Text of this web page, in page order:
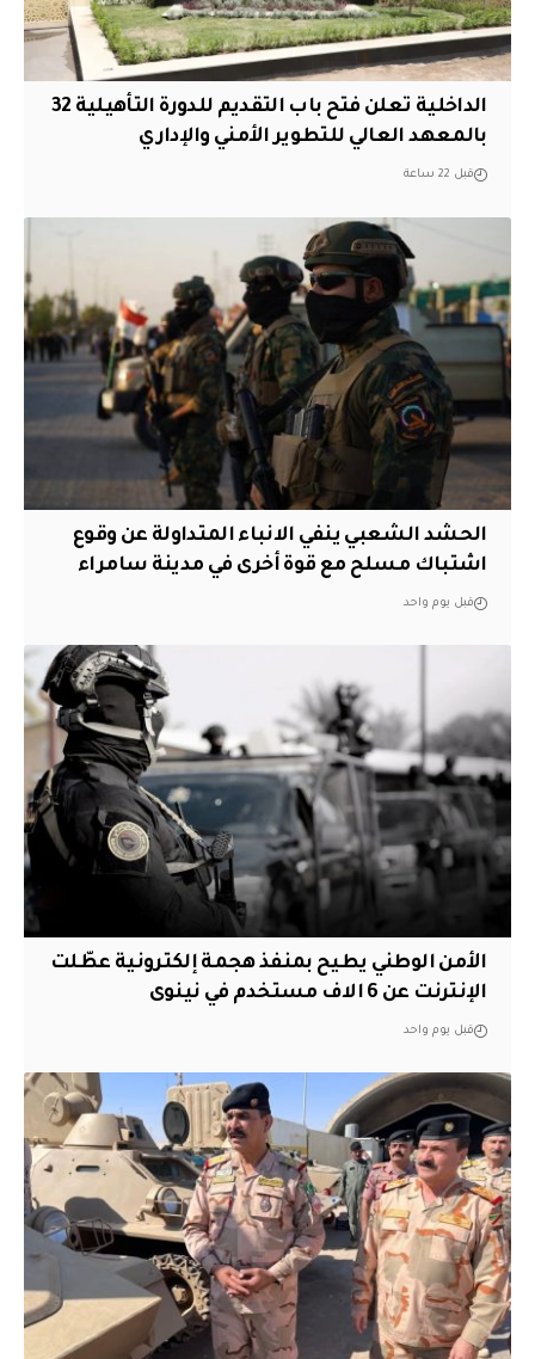
الداخلية تعلن فتح باب التقديم للدورة التأهيلية 32
بالمعهد العالي للتطوير الأمني والإداري
قبل 22 ساعة
الحشد الشعبي ينفي الانباء المتداولة عن وقوع
اشتباك مسلح مع قوة أخرى في مدينة سامراء
قبل يوم واحد
الأمن الوطني يطيح بمنفذ هجمة إلكترونية عطّلت
الإنترنت عن 6 الاف مستخدم في نينوى
قبل يوم واحد